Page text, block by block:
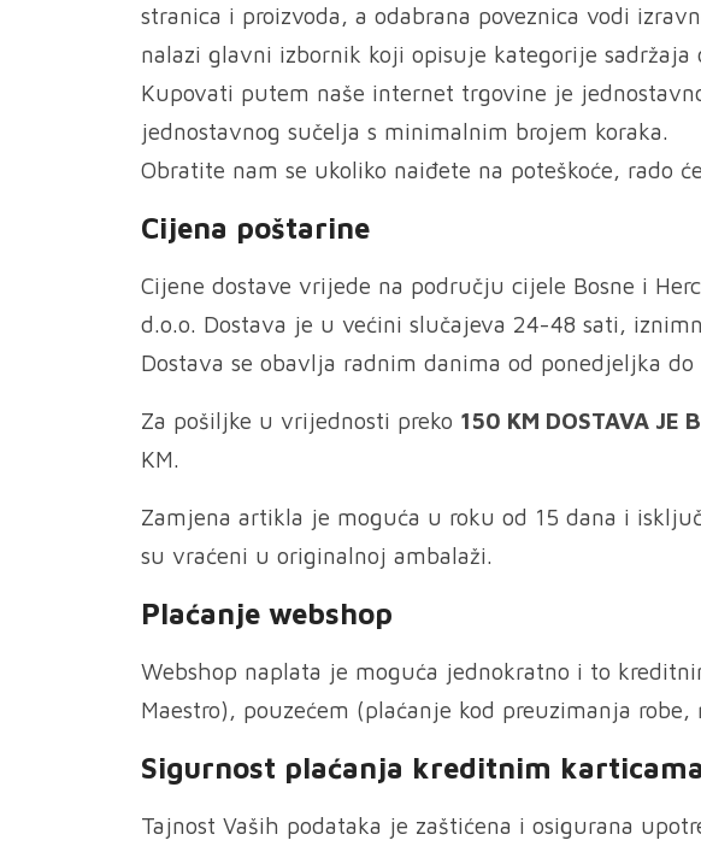
stranica i proizvoda, a odabrana poveznica vodi
nalazi glavni izbornik koji opisuje kategorije
Kupovati putem naše internet trgovine je
jednostavnog sučelja s minimalnim brojem koraka.
Obratite nam se ukoliko naiđete na poteškoće, rado
Cijena poštarine
Cijene dostave vrijede na području cijele Bosne i
d.o.o. Dostava je u većini slučajeva 24-48 sati,
Dostava se obavlja radnim danima od ponedjeljka do
Za pošiljke u vrijednosti preko 150 KM DOSTAVA JE
KM.
Zamjena artikla je moguća u roku od 15 dana i
su vraćeni u originalnoj ambalaži.
Plaćanje webshop
Webshop naplata je moguća jednokratno i to
Maestro), pouzećem (plaćanje kod preuzimanja
Sigurnost plaćanja kreditnim karticama
Tajnost Vaših podataka je zaštićena i osigurana